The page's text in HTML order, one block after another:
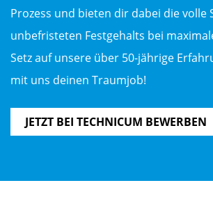
Prozess und bieten dir dabei die volle
unbefristeten Festgehalts bei
Setz auf unsere über 50-jährige
mit uns deinen Traumjob!
JETZT BEI TECHNICUM BEWERBEN